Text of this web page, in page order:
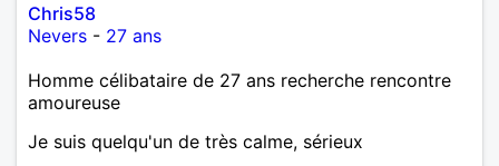
Chris58
Nevers - 27 ans
Homme célibataire de 27 ans recherche rencontre
amoureuse
Je suis quelqu'un de très calme, sérieux